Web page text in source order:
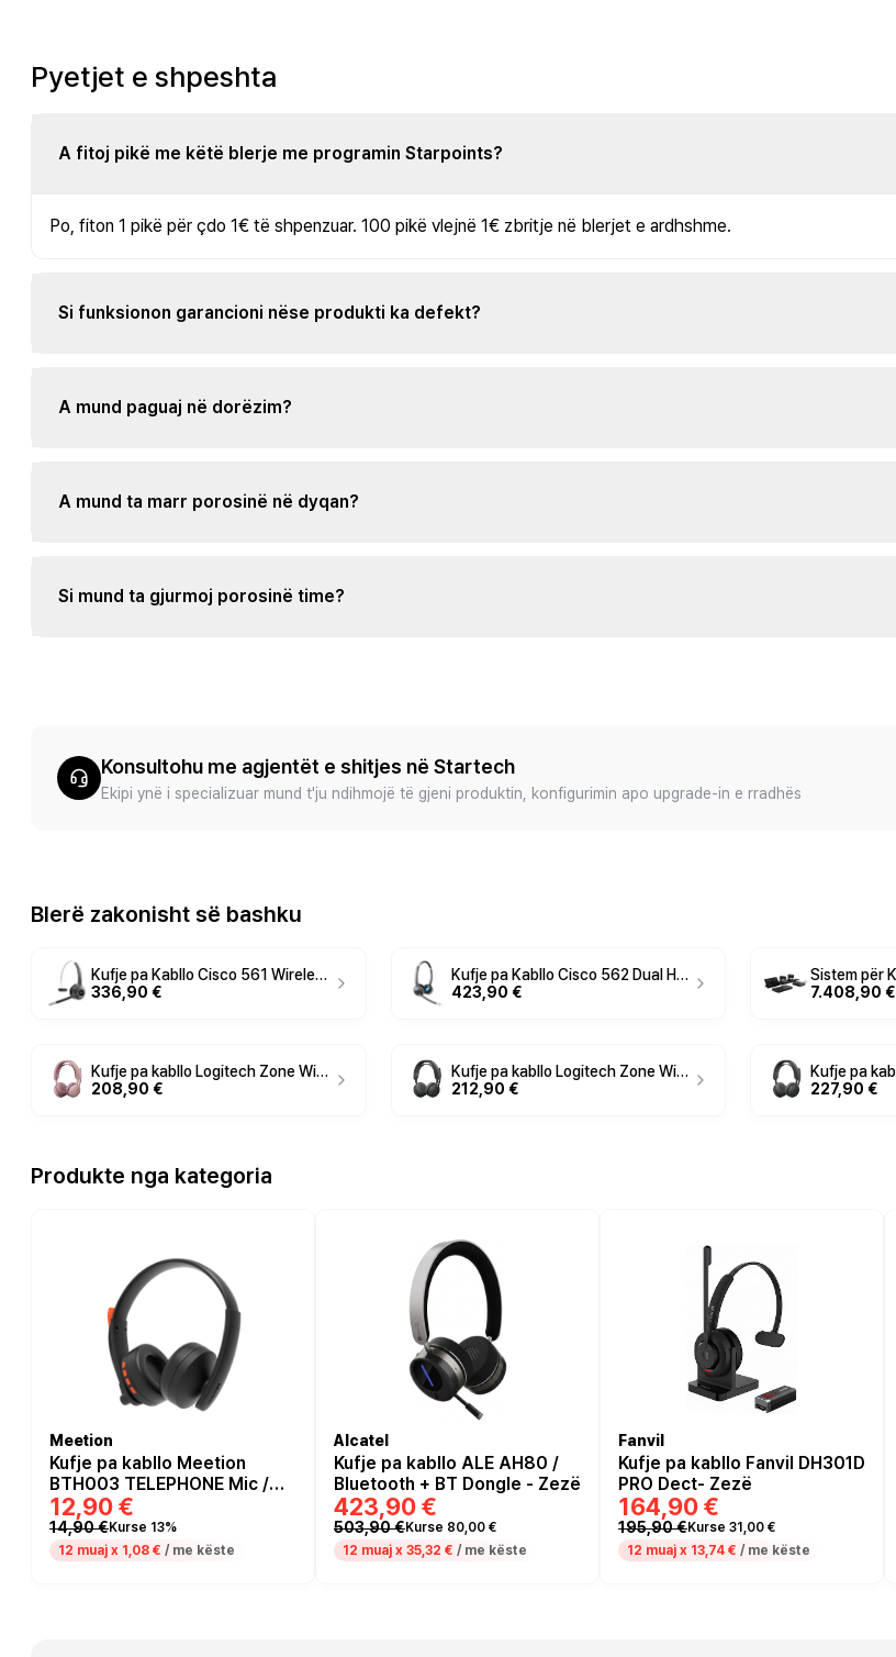
Pyetjet e shpeshta
A fitoj pikë me këtë blerje me programin Starpoints?
Po, fiton 1 pikë për çdo 1€ të shpenzuar. 100 pikë vlejnë 1€ zbritje në blerjet e ardhshme.
Si funksionon garancioni nëse produkti ka defekt?
A mund paguaj në dorëzim?
A mund ta marr porosinë në dyqan?
Si mund ta gjurmoj porosinë time?
Konsultohu me agjentët e shitjes në Startech
Ekipi ynë i specializuar mund t'ju ndihmojë të gjeni produktin, konfigurimin apo upgrade-in e rradhës
Blerë zakonisht së bashku
Kufje pa Kabllo Cisco 561 Wireless Single Headset – Zezë
336,90 €
Kufje pa Kabllo Cisco 562 Dual Headset Multi – Zezë
423,90 €
7.408,90 €
Kufje pa kabllo Logitech Zone Wireless 2 ES / Bluetooth 5.3 / USB-C Receiver / ANC / Driver 40mm - Rozë
208,90 €
Kufje pa kabllo Logitech Zone Wireless 2 ES / Bluetooth / USB-C / ANC / Driver 40mm - Gri
212,90 €
227,90 €
Produkte nga kategoria
Meetion
Kufje pa kabllo Meetion
BTH003 TELEPHONE Mic /
Noise reduction / TYPE-C /
Bluetooth 5.1 / e zezë
12,90 €
14,90 €Kurse 13%
12 muaj x 1,08 € / me këste
Alcatel
Kufje pa kabllo ALE AH80 /
Bluetooth + BT Dongle - Zezë
423,90 €
503,90 €Kurse 80,00 €
12 muaj x 35,32 € / me këste
Fanvil
Kufje pa kabllo Fanvil DH301D
PRO Dect- Zezë
164,90 €
195,90 €Kurse 31,00 €
12 muaj x 13,74 € / me këste